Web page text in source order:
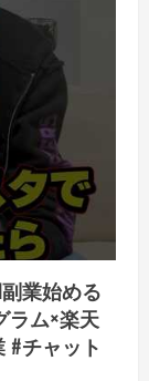
業始める
ラム×楽天
#チャット